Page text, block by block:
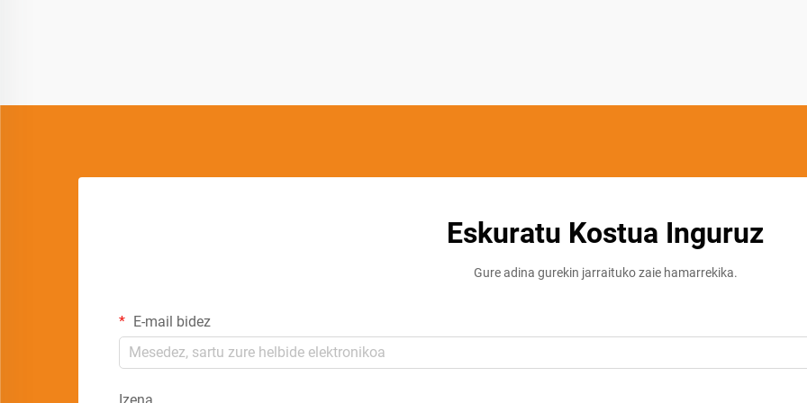
Eskuratu Kostua Inguruz
Gure adina gurekin jarraituko zaie hamarrekika.
E-mail bidez
Izena